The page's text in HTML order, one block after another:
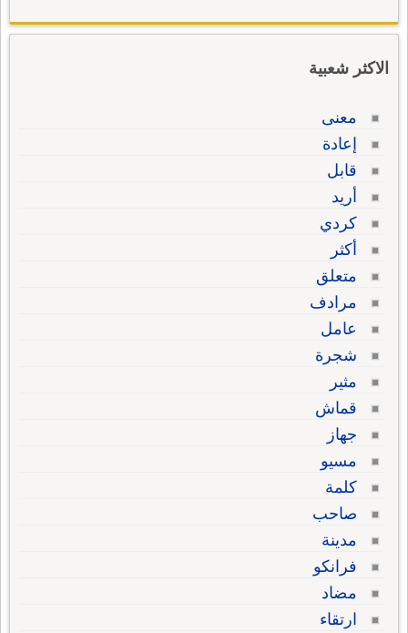
الاكثر شعبية
معنى
إعادة
قابل
أريد
كردي
أكثر
متعلق
مرادف
عامل
شجرة
مثير
قماش
جهاز
مسيو
كلمة
صاحب
مدينة
فرانكو
مضاد
ارتقاء